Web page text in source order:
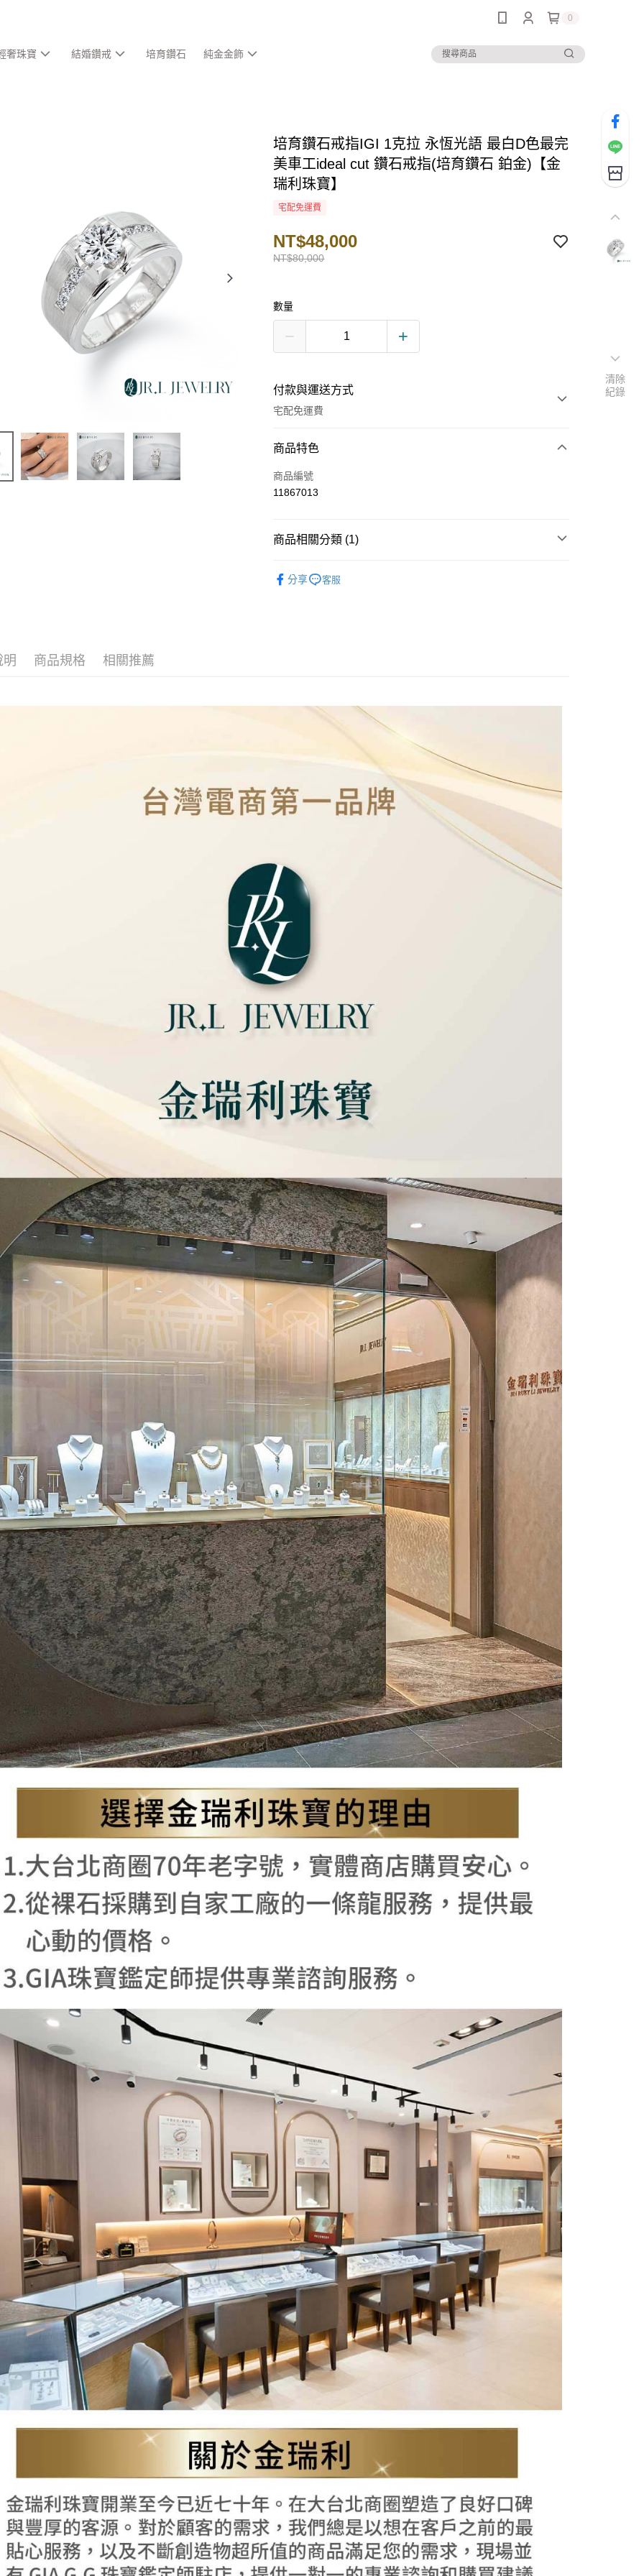
0
奢珠寶 結婚鑽戒 培育鑽石 純金金飾
培育鑽石戒指IGI 1克拉 永恆光語 最白D色最完
美車工ideal cut 鑽石戒指(培育鑽石 鉑金)【金
瑞利珠寶】
宅配免運費
NT$80,000
NT$48,000
數量
付款與運送方式
宅配免運費
付款方式
信用卡一次付款
ATM付款
商品特色
商品編號
11867013
商品相關分類 (1)
分享
客服
明 商品規格 相關推薦
清除
紀錄